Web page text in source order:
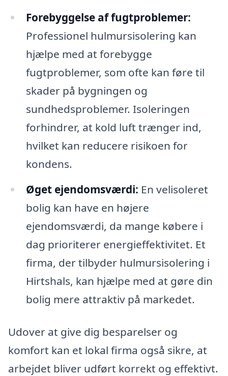
Forebyggelse af fugtproblemer:
Professionel hulmursisolering kan
hjælpe med at forebygge
fugtproblemer, som ofte kan føre til
skader på bygningen og
sundhedsproblemer. Isoleringen
forhindrer, at kold luft trænger ind,
hvilket kan reducere risikoen for
kondens.
Øget ejendomsværdi: En velisoleret
bolig kan have en højere
ejendomsværdi, da mange købere i
dag prioriterer energieffektivitet. Et
firma, der tilbyder hulmursisolering i
Hirtshals, kan hjælpe med at gøre din
bolig mere attraktiv på markedet.
Udover at give dig besparelser og
komfort kan et lokal firma også sikre, at
arbejdet bliver udført korrekt og effektivt.